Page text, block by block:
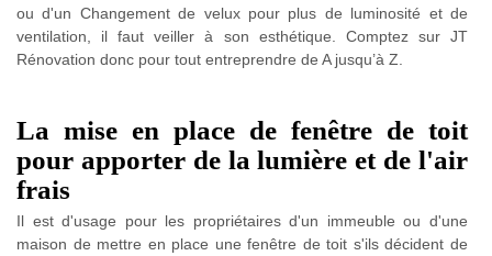
ou d'un Changement de velux pour plus de luminosité et de
ventilation, il faut veiller à son esthétique. Comptez sur JT
Rénovation donc pour tout entreprendre de A jusqu’à Z.
La mise en place de fenêtre de toit
pour apporter de la lumière et de l'air
frais
Il est d'usage pour les propriétaires d'un immeuble ou d'une
maison de mettre en place une fenêtre de toit s'ils décident de